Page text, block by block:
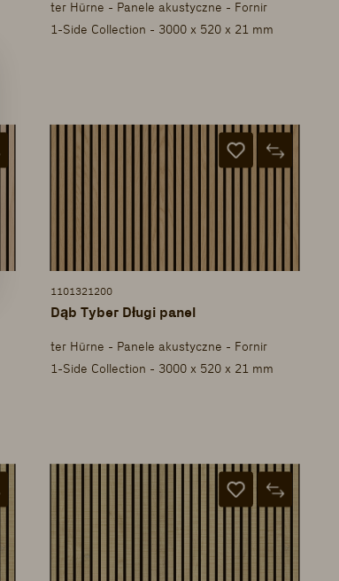
ter Hürne - Panele akustyczne - Fornir
1-Side Collection - 3000 x 520 x 21 mm
1101321200
Dąb Tyber Długi panel
ter Hürne - Panele akustyczne - Fornir
1-Side Collection - 3000 x 520 x 21 mm